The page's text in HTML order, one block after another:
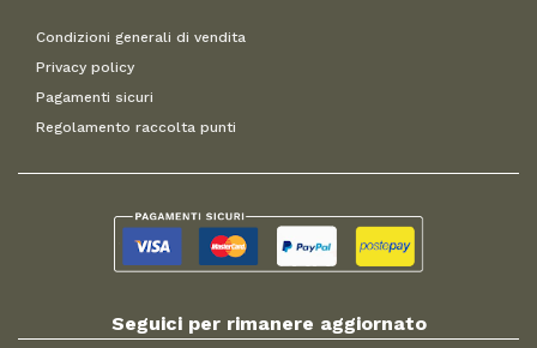
Condizioni generali di vendita
Privacy policy
Pagamenti sicuri
Regolamento raccolta punti
Seguici per rimanere aggiornato